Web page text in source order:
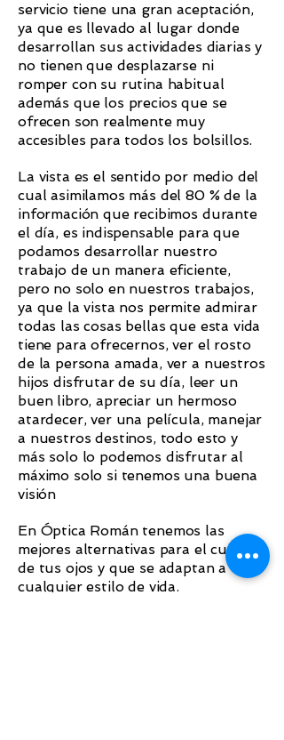
servicio tiene una gran aceptación,
ya que es llevado al lugar donde
desarrollan sus actividades diarias y
no tienen que desplazarse ni
romper con su rutina habitual
además que los precios que se
ofrecen son realmente muy
accesibles para todos los bolsillos.
​La vista es el sentido por medio del
cual asimilamos más del 80 % de la
información que recibimos durante
el día, es indispensable para que
podamos desarrollar nuestro
trabajo de un manera eficiente,
pero no solo en nuestros trabajos,
ya que la vista nos permite admirar
todas las cosas bellas que esta vida
tiene para ofrecernos, ver el rosto
de la persona amada, ver a nuestros
hijos disfrutar de su día, leer un
buen libro, apreciar un hermoso
atardecer, ver una película, manejar
a nuestros destinos, todo esto y
más solo lo podemos disfrutar al
máximo solo si tenemos una buena
visión
​En Óptica Román tenemos las
mejores alternativas para el cuidado
de tus ojos y que se adaptan a
cualquier estilo de vida.